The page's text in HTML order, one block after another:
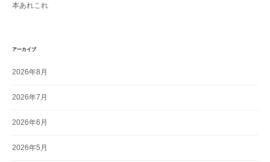
本あれこれ
アーカイブ
2026年8月
2026年7月
2026年6月
2026年5月